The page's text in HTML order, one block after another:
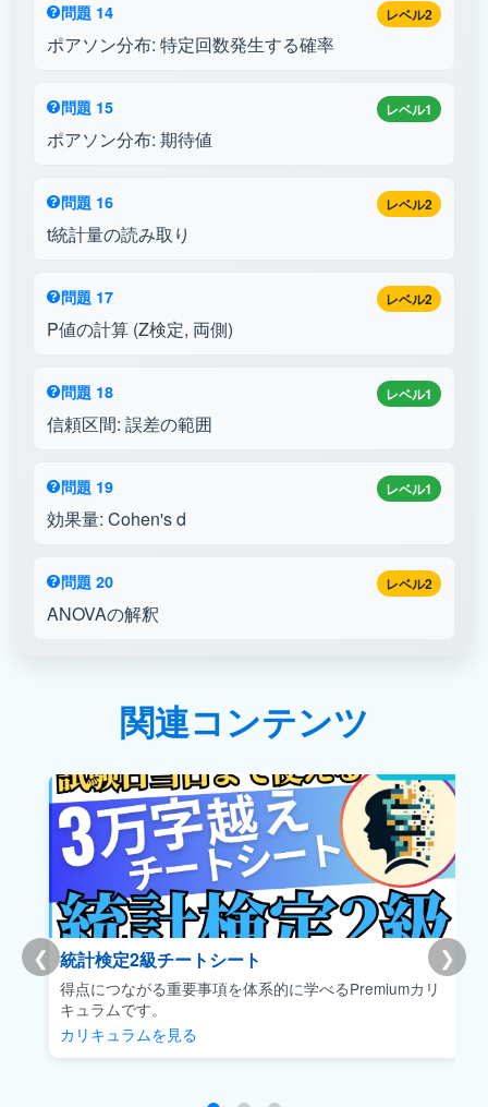
レベル2
問題 14
ポアソン分布: 特定回数発生する確率
レベル1
問題 15
ポアソン分布: 期待値
レベル2
問題 16
t統計量の読み取り
レベル2
問題 17
P値の計算 (Z検定, 両側)
レベル1
問題 18
信頼区間: 誤差の範囲
レベル1
問題 19
効果量: Cohen's d
レベル2
問題 20
ANOVAの解釈
関連コンテンツ
❮ ❯
統計検定2級チートシート
得点につながる重要事項を体系的に学べるPremiumカリ
キュラムです。
カリキュラムを見る